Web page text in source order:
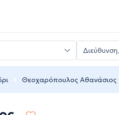
Θεοχαρόπουλος Αθανάσιος